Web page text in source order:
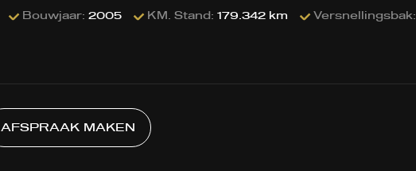
Bouwjaar:2005 KM. Stand:179.342 km Versnellingsbak:
AFSPRAAK MAKEN